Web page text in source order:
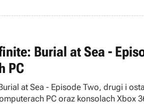
Burial at Sea -
PC
at Sea - Episode Two, drugi i
PC oraz konsolach Xbox